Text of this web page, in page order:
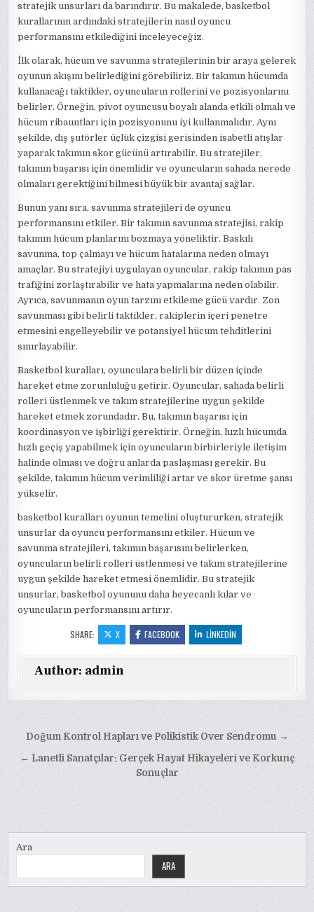
stratejik unsurları da barındırır. Bu makalede, basketbol
kurallarının ardındaki stratejilerin nasıl oyuncu
performansını etkilediğini inceleyeceğiz.
İlk olarak, hücum ve savunma stratejilerinin bir araya gelerek
oyunun akışını belirlediğini görebiliriz. Bir takımın hücumda
kullanacağı taktikler, oyuncuların rollerini ve pozisyonlarını
belirler. Örneğin, pivot oyuncusu boyalı alanda etkili olmalı ve
hücum ribauntları için pozisyonunu iyi kullanmalıdır. Aynı
şekilde, dış şutörler üçlük çizgisi gerisinden isabetli atışlar
yaparak takımın skor gücünü artırabilir. Bu stratejiler,
takımın başarısı için önemlidir ve oyuncuların sahada nerede
olmaları gerektiğini bilmesi büyük bir avantaj sağlar.
Bunun yanı sıra, savunma stratejileri de oyuncu
performansını etkiler. Bir takımın savunma stratejisi, rakip
takımın hücum planlarını bozmaya yöneliktir. Baskılı
savunma, top çalmayı ve hücum hatalarına neden olmayı
amaçlar. Bu stratejiyi uygulayan oyuncular, rakip takımın pas
trafiğini zorlaştırabilir ve hata yapmalarına neden olabilir.
Ayrıca, savunmanın oyun tarzını etkileme gücü vardır. Zon
savunması gibi belirli taktikler, rakiplerin içeri penetre
etmesini engelleyebilir ve potansiyel hücum tehditlerini
sınırlayabilir.
Basketbol kuralları, oyunculara belirli bir düzen içinde
hareket etme zorunluluğu getirir. Oyuncular, sahada belirli
rolleri üstlenmek ve takım stratejilerine uygun şekilde
hareket etmek zorundadır. Bu, takımın başarısı için
koordinasyon ve işbirliği gerektirir. Örneğin, hızlı hücumda
hızlı geçiş yapabilmek için oyuncuların birbirleriyle iletişim
halinde olması ve doğru anlarda paslaşması gerekir. Bu
şekilde, takımın hücum verimliliği artar ve skor üretme şansı
yükselir.
basketbol kuralları oyunun temelini oluştururken, stratejik
unsurlar da oyuncu performansını etkiler. Hücum ve
savunma stratejileri, takımın başarısını belirlerken,
oyuncuların belirli rolleri üstlenmesi ve takım stratejilerine
uygun şekilde hareket etmesi önemlidir. Bu stratejik
unsurlar, basketbol oyununu daha heyecanlı kılar ve
oyuncuların performansını artırır.
SHARE: X FACEBOOK LINKEDIN
Author: admin
Yazı
gezinmesi
Doğum Kontrol Hapları ve Polikistik Over Sendromu →
← Lanetli Sanatçılar: Gerçek Hayat Hikayeleri ve Korkunç
Sonuçlar
Ara
ARA